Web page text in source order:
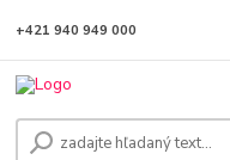
+421 940 949 000